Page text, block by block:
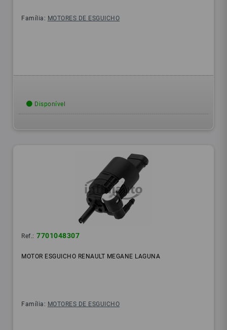
Família: MOTORES DE ESGUICHO
Disponível
Ref.: 7701048307
MOTOR ESGUICHO RENAULT MEGANE LAGUNA
Família: MOTORES DE ESGUICHO